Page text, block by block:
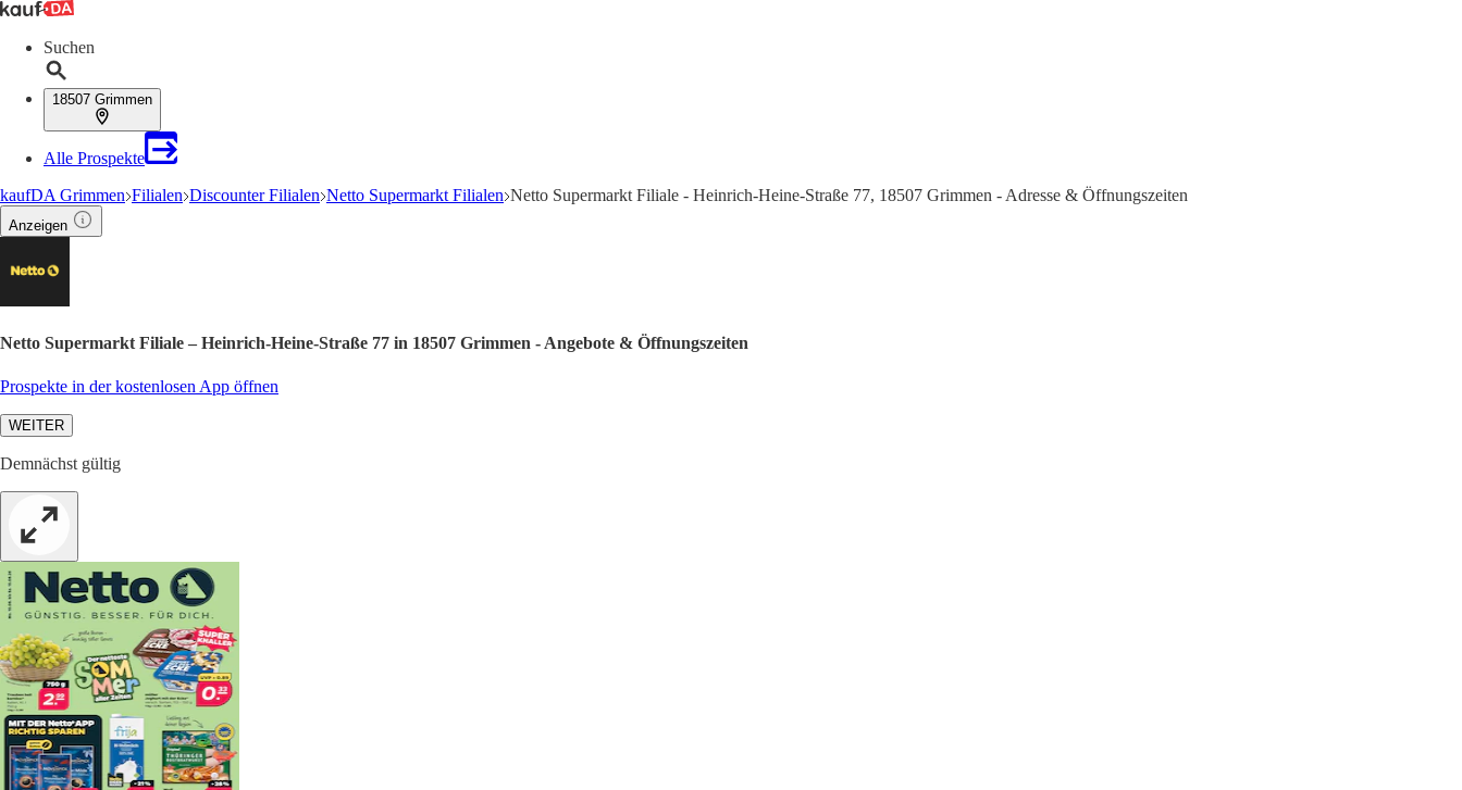
Suchen
18507 Grimmen
Alle Prospekte
kaufDA Grimmen Filialen Discounter Filialen Netto Supermarkt Filialen Netto Supermarkt Filiale - Heinrich-Heine-Straße 77, 18507 Grimmen - Adresse & Öffnungszeiten
Anzeigen
Netto Supermarkt Filiale – Heinrich-Heine-Straße 77 in 18507 Grimmen - Angebote & Öffnungszeiten
Prospekte in der kostenlosen App öffnen
WEITER
Demnächst gültig